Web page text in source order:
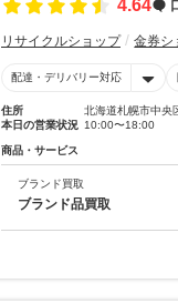
4.64
リサイクルショップ 金券シ
配達・デリバリー対応
住所
北海道札幌市中央
本日の営業状況 10:00〜18:00
商品・サービス
ブランド買取
ブランド品買取